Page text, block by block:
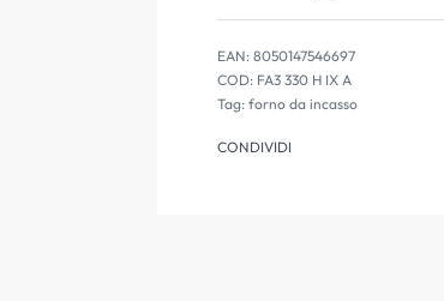
EAN: 8050147546697
FA3 330 H IX A
Tag: forno da incasso
CONDIVIDI